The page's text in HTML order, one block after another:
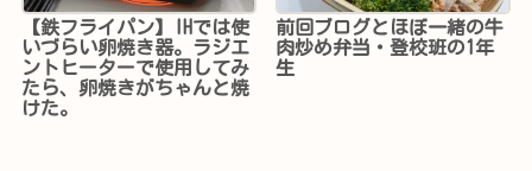
【鉄フライパン】IHでは使
いづらい卵焼き器。ラジエ
ントヒーターで使用してみ
たら、卵焼きがちゃんと焼
けた。
前回ブログとほぼ一緒の牛
肉炒め弁当・登校班の1年
生